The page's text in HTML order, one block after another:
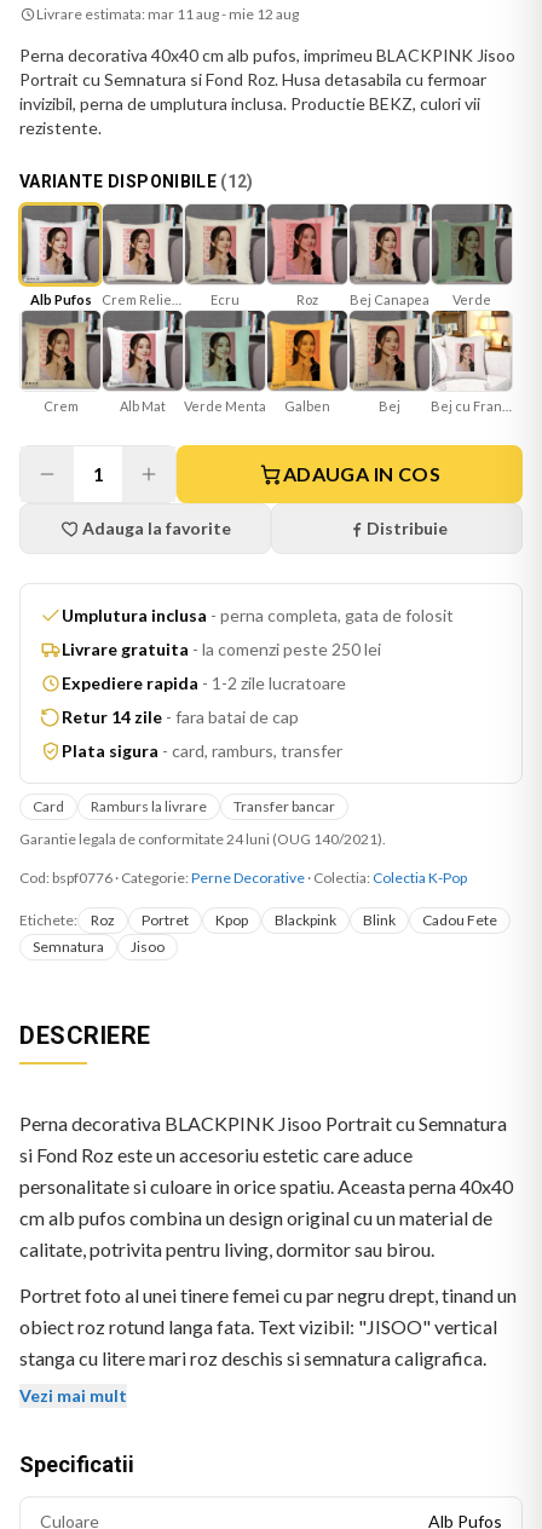
Livrare estimata: mar 11 aug - mie 12 aug
Perna decorativa 40x40 cm alb pufos, imprimeu BLACKPINK Jisoo
Portrait cu Semnatura si Fond Roz. Husa detasabila cu fermoar
invizibil, perna de umplutura inclusa. Productie BEKZ, culori vii
rezistente.
VARIANTE DISPONIBILE (12)
Alb Pufos Ecru Roz Bej Canapea Verde
Crem Alb Mat Verde Menta Galben Bej
1 ADAUGA IN COS
Adauga la favorite Distribuie
Umplutura inclusa - perna completa, gata de folosit
Livrare gratuita - la comenzi peste 250 lei
Expediere rapida - 1-2 zile lucratoare
Retur 14 zile - fara batai de cap
Plata sigura - card, ramburs, transfer
Card Ramburs la livrare
Transfer bancar
Garantie legala de conformitate 24 luni (OUG 140/2021).
Cod: bspf0776 · Categorie: Perne Decorative · Colectia: Colectia K-Pop
Etichete: Roz Portret Kpop Blackpink Blink
Cadou Fete
Semnatura
Jisoo
DESCRIERE
Perna decorativa BLACKPINK Jisoo Portrait cu Semnatura
si Fond Roz este un accesoriu estetic care aduce
personalitate si culoare in orice spatiu. Aceasta perna 40x40
cm alb pufos combina un design original cu un material de
calitate, potrivita pentru living, dormitor sau birou.
Portret foto al unei tinere femei cu par negru drept, tinand un
obiect roz rotund langa fata. Text vizibil: "JISOO" vertical
stanga cu litere mari roz deschis si semnatura caligrafica.
Fond roz.
Vezi mai mult
Specificatii
Culoare Alb Pufos